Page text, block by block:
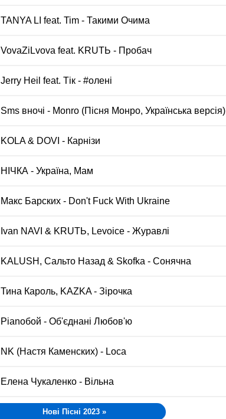
TANYA LI feat. Tim - Такими Очима
VovaZiLvova feat. KRUTЬ - Пробач
Jerry Heil feat. Тік - #олені
Sms вночi - Monro (Пісня Монро, Українська версія)
KOLA & DOVI - Карнізи
НІЧКА - Україна, Мам
Макс Барских - Don't Fuck With Ukraine
Ivan NAVI & KRUTЬ, Levoice - Журавлі
KALUSH, Сальто Назад & Skofka - Сонячна
Тина Кароль, KAZKA - Зірочка
Pianoбой - Об'єднані Любов'ю
NK (Настя Каменских) - Loca
Елена Чукаленко - Вільна
Нові Пісні 2023 »